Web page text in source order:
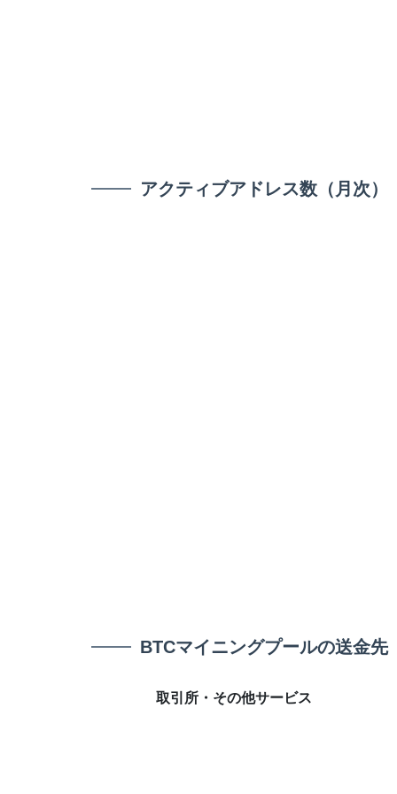
アクティブアドレス数（月次）
BTCマイニングプールの送金先
取引所・その他サービス